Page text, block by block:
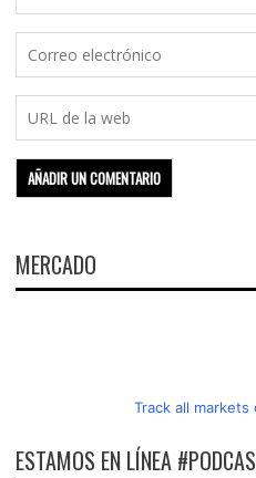
MERCADO
Track all markets
ESTAMOS EN LÍNEA